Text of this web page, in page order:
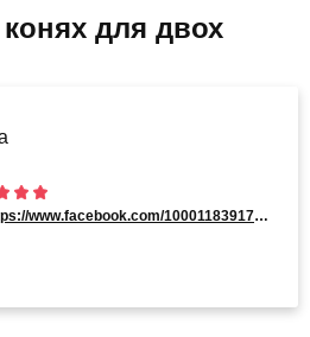
для двох
https://www.facebook.com/100011839171885